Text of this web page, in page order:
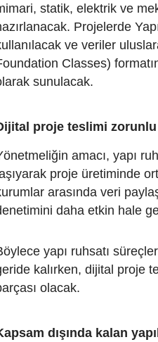
statik, elektrik ve
Projelerde
ve veriler
Classes)
sunulacak.
proje teslimi
amacı, yapı
proje üretiminde
arasında veri
daha etkin hale
yapı ruhsatı
kalırken, dijital proje
olacak.
dışında kalan